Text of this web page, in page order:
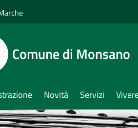
Comune di Monsano
Novità Servizi